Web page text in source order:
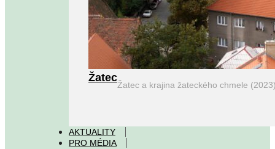
Žatec
Žatec a krajina žateckého chmele
AKTUALITY
PRO MÉDIA